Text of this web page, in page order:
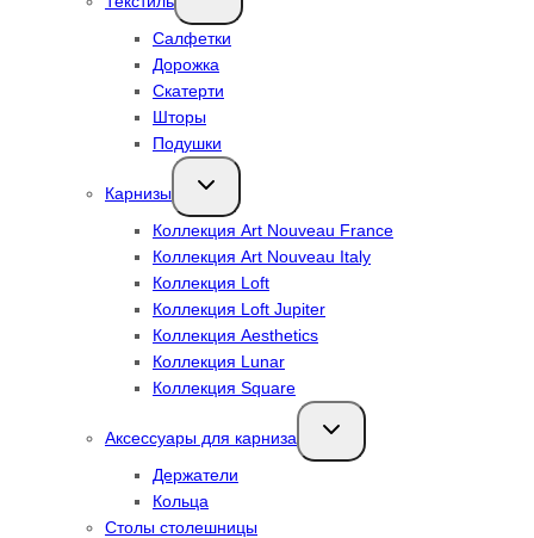
Салфетки
Дорожка
Скатерти
Шторы
Подушки
Карнизы
Переключить
дочернее
Коллекция Art Nouveau France
Коллекция Art Nouveau Italy
Коллекция Loft
Коллекция Loft Jupiter
Коллекция Aesthetics
Коллекция Lunar
Коллекция Square
Аксессуары для карниза
Переключить
дочернее
Держатели
Кольца
Столы столешницы